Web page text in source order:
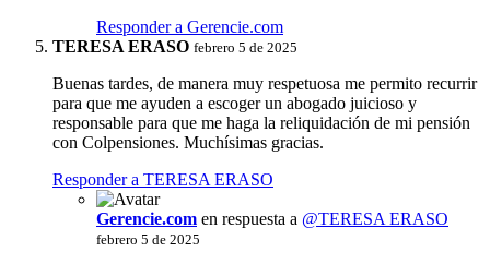
Responder a Gerencie.com
TERESA ERASO febrero 5 de 2025
Buenas tardes, de manera muy respetuosa me permito recurrir
para que me ayuden a escoger un abogado juicioso y
responsable para que me haga la reliquidación de mi pensión
con Colpensiones. Muchísimas gracias.
Responder a TERESA ERASO
Gerencie.com en respuesta a @TERESA ERASO
febrero 5 de 2025